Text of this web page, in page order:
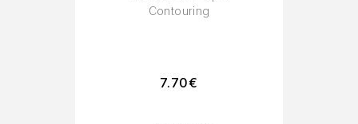
Contouring
7.70€